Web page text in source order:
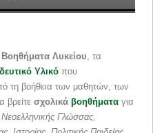
Λυκείου , τα
Υλικό που
τη βοήθεια των μαθητών, των
βρείτε σχολικά βοηθήματα για
Γλώσσας,